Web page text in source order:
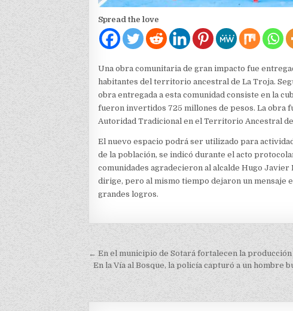
Spread the love
Una obra comunitaria de gran impacto fue
habitantes del territorio ancestral de La Troja.
obra entregada a esta comunidad consiste en la
fueron invertidos 725 millones de pesos. La obra
Autoridad Tradicional en el Territorio Ancestral de
El nuevo espacio podrá ser utilizado para
de la población, se indicó durante el acto
comunidades agradecieron al alcalde Hugo
dirige, pero al mismo tiempo dejaron un mensaje
grandes logros.
Navegación
de
← En el municipio de Sotará fortalecen la
En la Vía al Bosque, la policía capturó a un hombre